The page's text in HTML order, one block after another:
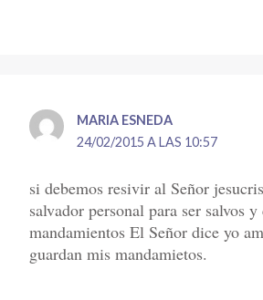
MARIA ESNEDA
24/02/2015 A LAS 10:57
si debemos resivir al Señor
salvador personal para ser salvos
mandamientos El Señor dice yo
guardan mis mandamietos.